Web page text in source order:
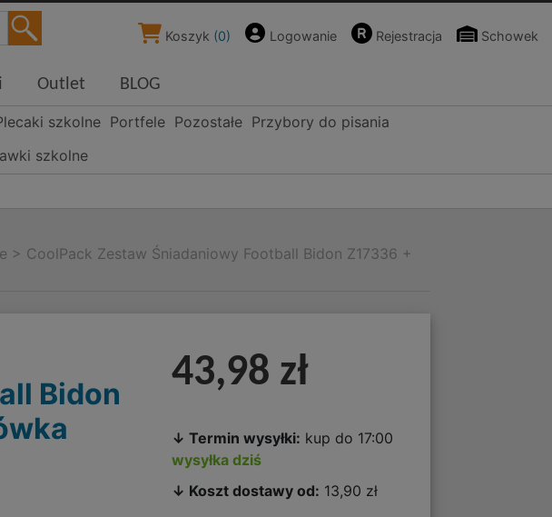
Koszyk (0) Logowanie Rejestracja Schowek
Outlet BLOG
szkolne Portfele Pozostałe Przybory do pisania
szkolne
> CoolPack Zestaw Śniadaniowy Football Bidon Z17336 +
Bidon
43,98 zł
↓ Termin wysyłki: kup do 17:00
wysyłka dziś
↓ Koszt dostawy od: 13,90 zł